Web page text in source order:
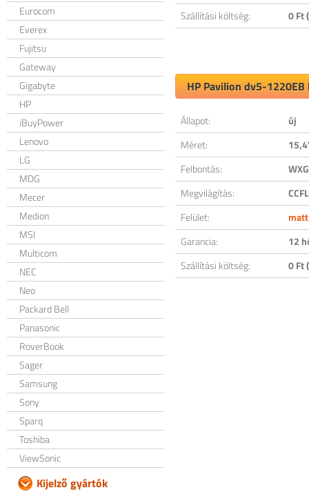
Eurocom
Everex
Fujitsu
Gateway
Gigabyte
HP
iBuyPower
Lenovo
LG
MDG
Mecer
Medion
MSI
Multicom
NEC
Neo
Packard Bell
Panasonic
RoverBook
Sager
Samsung
Sony
Sparq
Toshiba
ViewSonic
Kijelző gyártók
Szállítási költség:
0 Ft
HP Pavilion dv5-
Állapot:
új
Méret:
Felbontás:
Megvilágítás:
CCFL
Felület:
matt
Garancia:
12
Szállítási költség:
0 Ft